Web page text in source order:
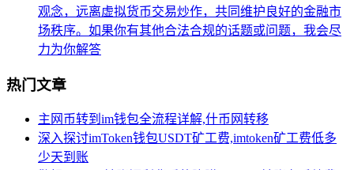
观念，远离虚拟货币交易炒作，共同维护良好的金融市
场秩序。如果你有其他合法合规的话题或问题，我会尽
力为你解答
热门文章
主网币转到im钱包全流程详解,什币网转移
深入探讨imToken钱包USDT矿工费,imtoken矿工费低多
少天到账